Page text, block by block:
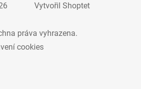
Vytvořil Shoptet
práva vyhrazena.
cookies